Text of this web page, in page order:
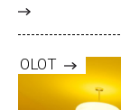
OLOT